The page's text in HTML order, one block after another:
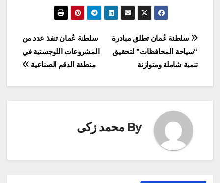
تصفّح
المقالات
سلطنة عُمان تنفذ عدد من
المشروعات اللوجستية في
منطقة الدقم الصناعية
سلطنة عُمان تطلق مبادرة
“سياحة المحافظات” لتحقيق
تنمية شاملة ومتوازنة
By محمد زكى